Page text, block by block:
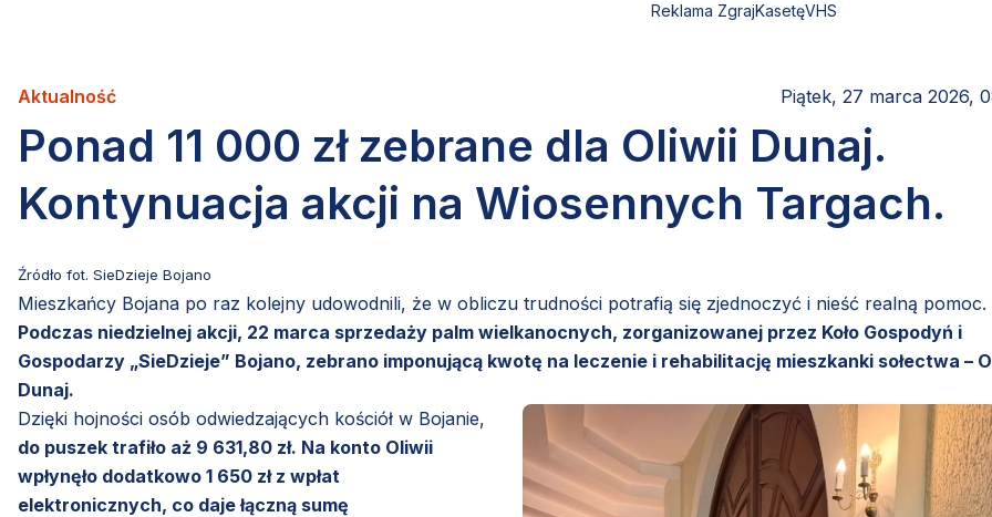
Reklama ZgrajKasetęVHS
Aktualność Piątek, 27 marca 2026,
Ponad 11 000 zł zebrane dla Oliwii Dunaj.
Kontynuacja akcji na Wiosennych Targach.
Źródło fot. SieDzieje Bojano
Mieszkańcy Bojana po raz kolejny udowodnili, że w obliczu trudności potrafią się zjednoczyć i nieść realną pomoc.
Podczas niedzielnej akcji, 22 marca sprzedaży palm wielkanocnych, zorganizowanej przez Koło Gospodyń i
Gospodarzy „SieDzieje” Bojano, zebrano imponującą kwotę na leczenie i rehabilitację mieszkanki sołectwa –
Dunaj.
Dzięki hojności osób odwiedzających kościół w Bojanie,
do puszek trafiło aż 9 631,80 zł. Na konto Oliwii
wpłynęło dodatkowo 1 650 zł z wpłat
elektronicznych, co daje łączną sumę